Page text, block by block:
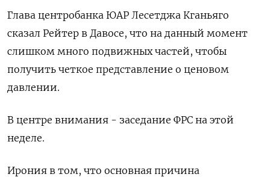
Глава центробанка ЮАР Лесетджа Кганьяго
сказал Рейтер в Давосе, что на данный момент
слишком много подвижных частей, чтобы
получить четкое представление о ценовом
давлении.
В центре внимания - заседание ФРС на этой
неделе.
Ирония в том, что основная причина